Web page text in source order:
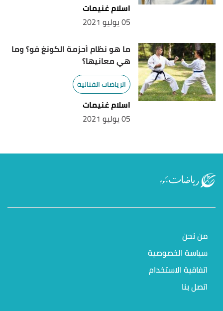
اسلام غنيمات
05 يوليو 2021
ما هو نظام أحزمة الكونغ فو؟ وما
هي معانيها؟
الرياضات القتالية
اسلام غنيمات
05 يوليو 2021
من نحن
سياسة الخصوصية
اتفاقية الاستخدام
اتصل بنا